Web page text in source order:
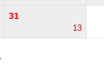
31
13